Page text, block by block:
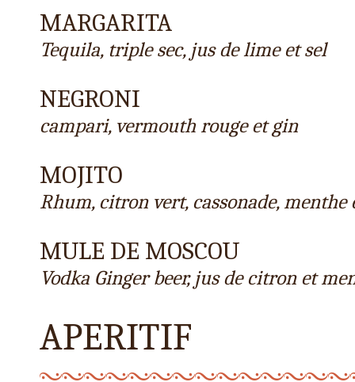
MARGARITA
Tequila, triple sec, jus de lime et sel
NEGRONI
campari, vermouth rouge et gin
MOJITO
Rhum, citron vert, cassonade, menthe
MULE DE MOSCOU
Vodka Ginger beer, jus de citron et
APERITIF